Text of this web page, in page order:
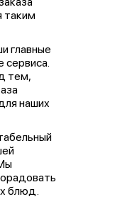
таким
главные
сервиса.
тем,
наших
блюд.